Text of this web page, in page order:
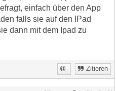
einfach über den App
falls sie auf den IPad
dann mit dem Ipad zu
Zitieren